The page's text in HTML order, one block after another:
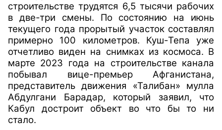
строительстве трудятся 6,5 тысячи рабочих
в две-три смены. По состоянию на июнь
текущего года прорытый участок составлял
примерно 100 километров. Куш-Тепа уже
отчетливо виден на снимках из космоса. В
марте 2023 года на строительстве канала
побывал вице-премьер Афганистана,
представитель движения «Талибан» мулла
Абдулгани Барадар, который заявил, что
Кабул достроит объект во что бы то ни
стало.